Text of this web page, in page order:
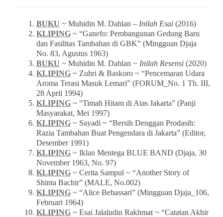
BUKU ~ Muhidin M. Dahlan – Inilah Esai(2016)
KLIPING~ “Ganefo: Pembangunan Gedung Baru
dan Fasilitas Tambahan di GBK” (Mingguan Djaja
No. 83, Agustus 1963)
BUKU ~ Muhidin M. Dahlan ~ Inilah Resensi(2020)
KLIPING~ Zuhri & Baskoro ~ “Pencemaran Udara
Aroma Terasi Masuk Lemari” (FORUM_No. 1 Th. III,
28 April 1994)
KLIPING~ “Timah Hitam di Atas Jakarta” (Panji
Masyarakat, Mei 1997)
KLIPING~ Sayadi ~ “Bersih Denggan Prodasih:
Razia Tambahan Buat Pengendara di Jakarta” (Editor,
Desember 1991)
KLIPING~ Iklan Mentega BLUE BAND (Djaja, 30
November 1963, No. 97)
KLIPING~ Cerita Sampul ~ “Another Story of
Shinta Bachir” (MALE, No.002)
KLIPING~ “Alice Bebassari” (Mingguan Djaja_106,
Februari 1964)
KLIPING~ Esai Jalaludin Rakhmat ~ “Catatan Akhir